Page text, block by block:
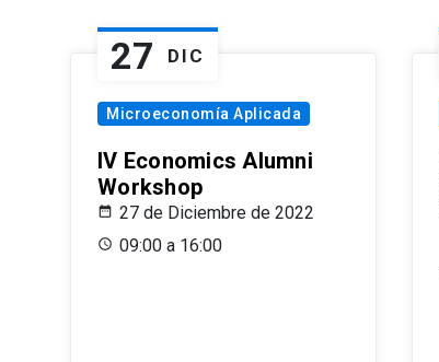
27 DIC
Microeconomía Aplicada
IV Economics Alumni
Workshop
27 de Diciembre de 2022
09:00 a 16:00